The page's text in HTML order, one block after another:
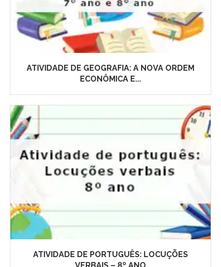
ATIVIDADE DE GEOGRAFIA: A NOVA ORDEM
ECONÔMICA E...
ATIVIDADE DE PORTUGUÊS: LOCUÇÕES
VERBAIS – 8º ANO